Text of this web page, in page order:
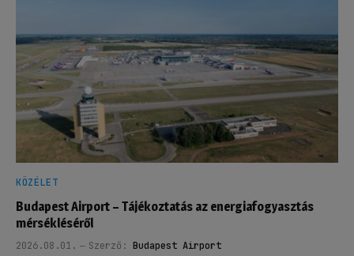
KÖZÉLET
Budapest Airport – Tájékoztatás az energiafogyasztás
mérsékléséről
2026.08.01. Szerző: Budapest Airport